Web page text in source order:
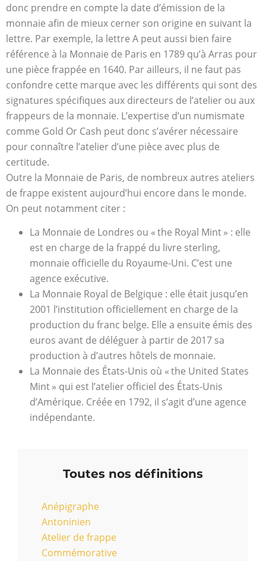
donc prendre en compte la date d’émission de la
monnaie afin de mieux cerner son origine en suivant la
lettre. Par exemple, la lettre A peut aussi bien faire
référence à la Monnaie de Paris en 1789 qu’à Arras pour
une pièce frappée en 1640. Par ailleurs, il ne faut pas
confondre cette marque avec les différents qui sont des
signatures spécifiques aux directeurs de l’atelier ou aux
frappeurs de la monnaie. L’expertise d’un numismate
comme Gold Or Cash peut donc s’avérer nécessaire
pour connaître l’atelier d’une pièce avec plus de
certitude.
Outre la Monnaie de Paris, de nombreux autres ateliers
de frappe existent aujourd’hui encore dans le monde.
On peut notamment citer :
La Monnaie de Londres ou « the Royal Mint » : elle
est en charge de la frappé du livre sterling,
monnaie officielle du Royaume-Uni. C’est une
agence exécutive.
La Monnaie Royal de Belgique : elle était jusqu’en
2001 l’institution officiellement en charge de la
production du franc belge. Elle a ensuite émis des
euros avant de déléguer à partir de 2017 sa
production à d’autres hôtels de monnaie.
La Monnaie des États-Unis où « the United States
Mint » qui est l’atelier officiel des États-Unis
d’Amérique. Créée en 1792, il s’agit d’une agence
indépendante.
Toutes nos définitions
Anépigraphe
Antoninien
Atelier de frappe
Commémorative